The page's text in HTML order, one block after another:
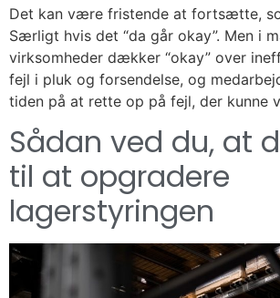
Det kan være fristende at fortsætte,
Særligt hvis det “da går okay”. Men i
virksomheder dækker “okay” over
fejl i pluk og forsendelse, og
tiden på at rette op på fejl, der kunne
Sådan ved du, at
til at opgradere
lagerstyringen